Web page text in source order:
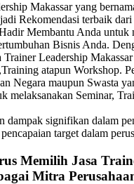
Makassar yang
Rekomendasi terbaik
Membantu Anda untuk
Bisnis Anda.
Trainer Leadership
atapun Workshop.
Negara maupun Swasta
melaksanakan Seminar,
dampak signifikan dalam
target dalam
Memilih Jasa
Mitra